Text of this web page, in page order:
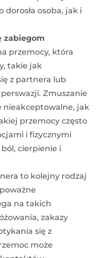
dorosła osoba, jak i
zabiegom
przemocy, która
takie jak
z partnera lub
Zmuszanie
nieakceptowalne, jak
przemocy często
i fizycznymi
cierpienie i
to kolejny rodzaj
na takich
zakazy
się z
może